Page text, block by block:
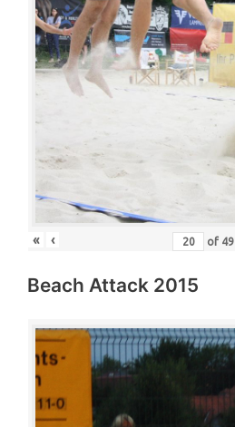
« ‹ of 49
Beach Attack 2015